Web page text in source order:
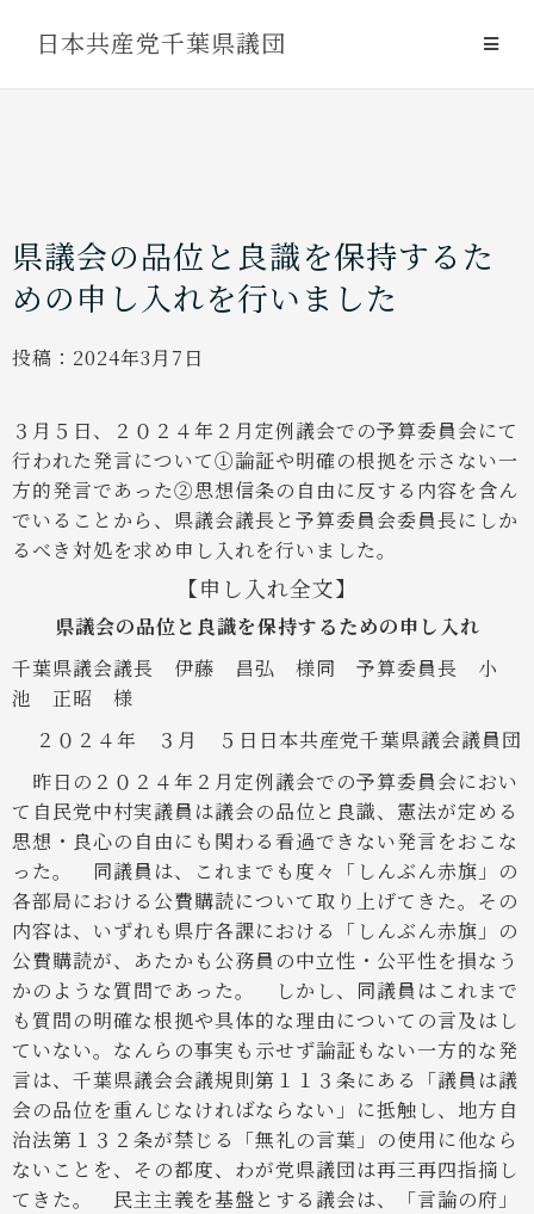
日本共産党千葉県議団
県議会の品位と良識を保持するた
めの申し入れを行いました
投稿： 2024年3月7日
３月５日、２０２４年２月定例議会での予算委員会にて
行われた発言について①論証や明確の根拠を示さない一
方的発言であった②思想信条の自由に反する内容を含ん
でいることから、県議会議長と予算委員会委員長にしか
るべき対処を求め申し入れを行いました。
【申し入れ全文】
県議会の品位と良識を保持するための申し入れ
千葉県議会議長 伊藤 昌弘 様同 予算委員長 小
池 正昭 様
２０２４年 ３月 ５日 日本共産党千葉県議会議員団
昨日の２０２４年２月定例議会での予算委員会におい
て自民党中村実議員は議会の品位と良識、憲法が定める
思想・良心の自由にも関わる看過できない発言をおこな
った。
同議員は、これまでも度々「しんぶん赤旗」の
各部局における公費購読について取り上げてきた。その
内容は、いずれも県庁各課における「しんぶん赤旗」の
公費購読が、あたかも公務員の中立性・公平性を損なう
かのような質問であった。
しかし、同議員はこれまで
も質問の明確な根拠や具体的な理由についての言及はし
ていない。なんらの事実も示せず論証もない一方的な発
言は、千葉県議会会議規則第１１３条にある「議員は議
会の品位を重んじなければならない」に抵触し、地方自
治法第１３２条が禁じる「無礼の言葉」の使用に他なら
ないことを、その都度、わが党県議団は再三再四指摘し
てきた。
民主主義を基盤とする議会は、「言論の府」